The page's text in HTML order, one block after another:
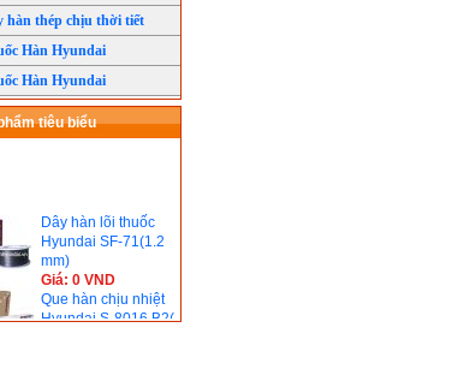
hàn thép chịu thời tiết
Hàn Hyundai
Hàn Hyundai
tiêu biểu
Dây hàn lõi thuốc
Hyundai SF-71(1.2
mm)
Giá: 0 VND
Que hàn chịu nhiệt
Hyundai S-8016.B2(